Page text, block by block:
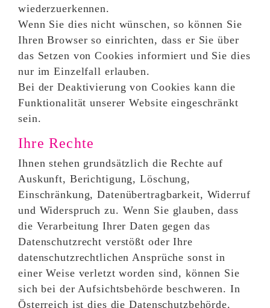
wiederzuerkennen.
Wenn Sie dies nicht wünschen, so können Sie
Ihren Browser so einrichten, dass er Sie über
das Setzen von Cookies informiert und Sie dies
nur im Einzelfall erlauben.
Bei der Deaktivierung von Cookies kann die
Funktionalität unserer Website eingeschränkt
sein.
Ihre Rechte
Ihnen stehen grundsätzlich die Rechte auf
Auskunft, Berichtigung, Löschung,
Einschränkung, Datenübertragbarkeit, Widerruf
und Widerspruch zu. Wenn Sie glauben, dass
die Verarbeitung Ihrer Daten gegen das
Datenschutzrecht verstößt oder Ihre
datenschutzrechtlichen Ansprüche sonst in
einer Weise verletzt worden sind, können Sie
sich bei der Aufsichtsbehörde beschweren. In
Österreich ist dies die Datenschutzbehörde.